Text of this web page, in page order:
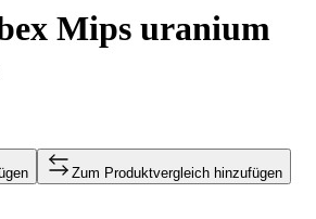
Mips uranium
Zum Produktvergleich hinzufügen